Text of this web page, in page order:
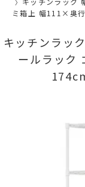
ミ箱上 幅111×奥
キッチンラッ
ールラック